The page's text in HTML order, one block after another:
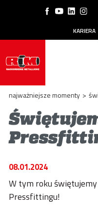
KARIERA
FIRMA
ESG
NASZE HISTORIE
najważniejsze momenty >
08.01.2024
W tym roku
Pressfittingu!